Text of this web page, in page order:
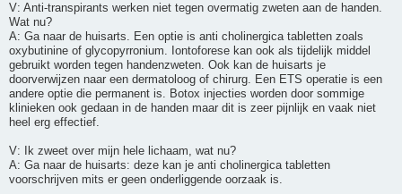
V: Anti-transpirants werken niet tegen overmatig zweten aan de handen.
Wat nu?
A: Ga naar de huisarts. Een optie is anti cholinergica tabletten zoals
oxybutinine of glycopyrronium. Iontoforese kan ook als tijdelijk middel
gebruikt worden tegen handenzweten. Ook kan de huisarts je
doorverwijzen naar een dermatoloog of chirurg. Een ETS operatie is een
andere optie die permanent is. Botox injecties worden door sommige
klinieken ook gedaan in de handen maar dit is zeer pijnlijk en vaak niet
heel erg effectief.
V: Ik zweet over mijn hele lichaam, wat nu?
A: Ga naar de huisarts: deze kan je anti cholinergica tabletten
voorschrijven mits er geen onderliggende oorzaak is.